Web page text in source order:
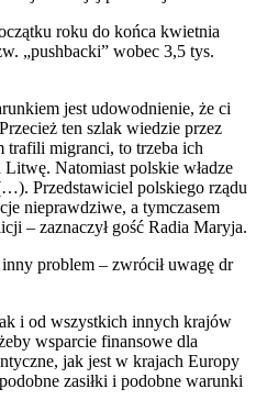
roku do końca kwietnia
„pushbacki” wobec 3,5 tys.
jest udowodnienie, że ci
ten szlak wiedzie przez
trafili migranci, to trzeba ich
Litwę. Natomiast polskie władze
Przedstawiciel polskiego rządu
nieprawdziwe, a tymczasem
– zaznaczył gość Radia Maryja.
problem – zwrócił uwagę dr
i od wszystkich innych krajów
wsparcie finansowe dla
jak jest w krajach Europy
zasiłki i podobne warunki